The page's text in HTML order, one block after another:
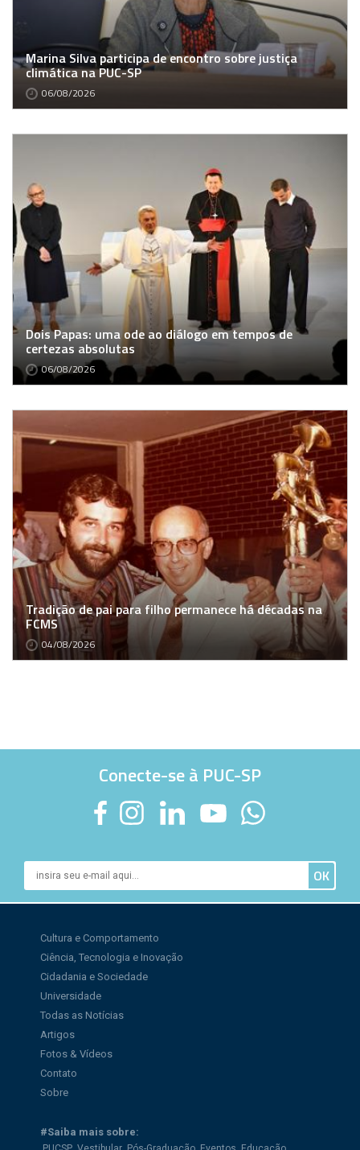
Marina Silva participa de encontro sobre justiça
climática na PUC-SP
06/08/2026
Dois Papas: uma ode ao diálogo em tempos de
certezas absolutas
06/08/2026
Tradição de pai para filho permanece há décadas na
FCMS
04/08/2026
Conecte-se à PUC-SP
Cultura e Comportamento
Ciência, Tecnologia e Inovação
Cidadania e Sociedade
Universidade
Todas as Notícias
Artigos
Fotos & Vídeos
Contato
Sobre
#Saiba mais sobre: